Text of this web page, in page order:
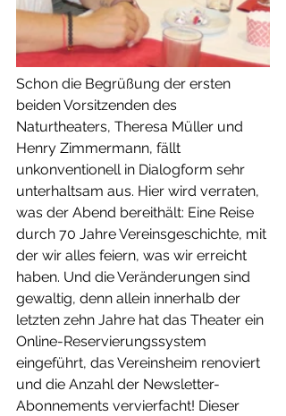
Schon die Begrüßung der ersten
beiden Vorsitzenden des
Naturtheaters, Theresa Müller und
Henry Zimmermann, fällt
unkonventionell in Dialogform sehr
unterhaltsam aus. Hier wird verraten,
was der Abend bereithält: Eine Reise
durch 70 Jahre Vereinsgeschichte, mit
der wir alles feiern, was wir erreicht
haben. Und die Veränderungen sind
gewaltig, denn allein innerhalb der
letzten zehn Jahre hat das Theater ein
Online-Reservierungssystem
eingeführt, das Vereinsheim renoviert
und die Anzahl der Newsletter-
Abonnements vervierfacht! Dieser